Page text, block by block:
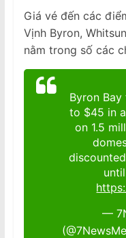
Giá vé đến các
Vịnh Byron,
nằm trong số các
Byron
to $45 in
on 1.5
—